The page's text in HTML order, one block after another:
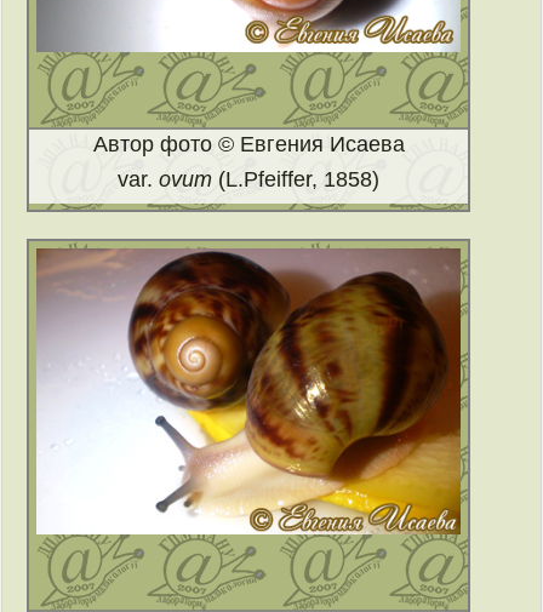
Автор фото © Евгения Исаева
var.ovum (L.Pfeiffer, 1858)